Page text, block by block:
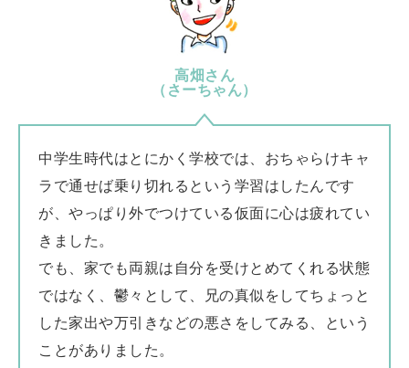
高畑さん
（さーちゃん）
中学生時代はとにかく学校では、おちゃらけキャ
ラで通せば乗り切れるという学習はしたんです
が、やっぱり外でつけている仮面に心は疲れてい
きました。
でも、家でも両親は自分を受けとめてくれる状態
ではなく、鬱々として、兄の真似をしてちょっと
した家出や万引きなどの悪さをしてみる、という
ことがありました。